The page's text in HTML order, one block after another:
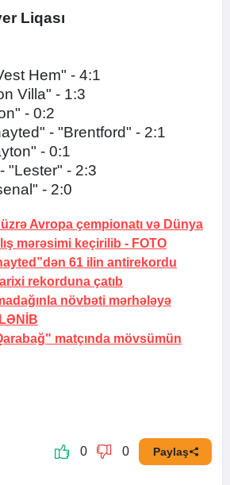
Liqası
Hem" - 4:1
Villa" - 1:3
- 0:2
- "Brentford" - 2:1
- 0:1
"Lester" - 2:3
- 2:0
Avropa çempionatı və Dünya
mərəsimi keçirilib - FOTO
61 ilin antirekordu
rekorduna çatıb
növbəti mərhələyə
matçında mövsümün
0 0 Paylaş